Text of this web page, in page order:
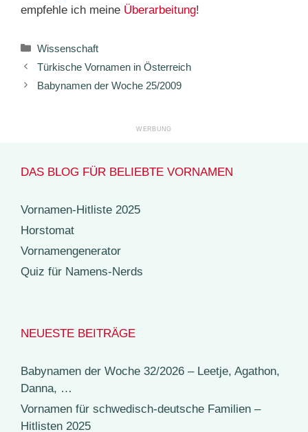
empfehle ich meine Überarbeitung!
Kategorien
Wissenschaft
Türkische Vornamen in Österreich
Babynamen der Woche 25/2009
DAS BLOG FÜR BELIEBTE VORNAMEN
Vornamen-Hitliste 2025
Horstomat
Vornamengenerator
Quiz für Namens-Nerds
NEUESTE BEITRÄGE
Babynamen der Woche 32/2026 – Leetje, Agathon,
Danna, …
Vornamen für schwedisch-deutsche Familien –
Hitlisten 2025